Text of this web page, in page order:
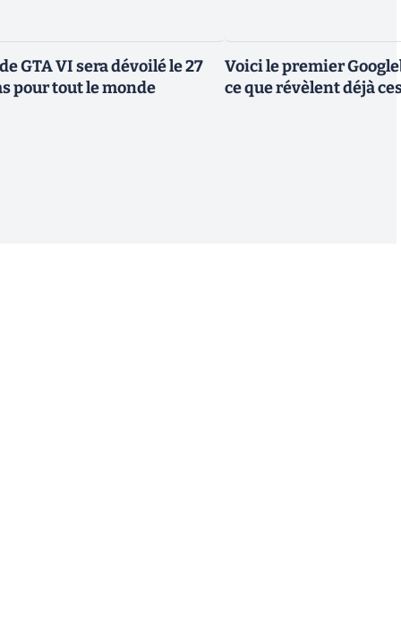
GTA VI sera dévoilé le 27
pour tout le monde
Voici le premier
ce que révèlent déjà